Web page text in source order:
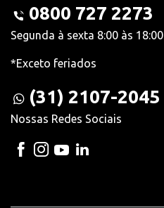
0800 727 2273
Segunda à sexta 8:00 às 18:00
*Exceto feriados
(31) 2107-2045
Nossas Redes Sociais